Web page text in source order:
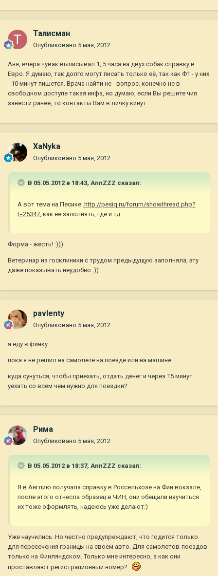
Талисман
Опубликовано 5 мая, 2012
Аня, вчера чувак выписывал 1, 5 часа на двух собак справку в
Евро. Я думаю, так долго могут писать только её, так как Ф1 - у них
- 10 минут пишется. Врача найти не - вопрос. конечно не в
свободном доступе такая инфа, но думаю, если Вы решите чип
занести ранее, то контакты Вам в личку кинут.
ХаNyka
Опубликовано 5 мая, 2012
В 05.05.2012 в 18:43, AnnZZZ сказал:
А вот тема на Песике: http://pesiq.ru/forum/showthread.php?
t=25347, как ее заполнять, где и тд.
Форма - жесть! :)))
Ветеринар из госклиники с трудом предыдущую заполняла, эту
даже показывать неудобно..))
pavlenty
Опубликовано 5 мая, 2012
я еду в финку.
пока я не решил на самолете на поезде или на машине.
куда сунуться, чтобы приехать, отдать денег и через 15 минут
уехать со всем чем нужно для поездки?
Рима
Опубликовано 5 мая, 2012
В 05.05.2012 в 18:37, AnnZZZ сказал:
Я в Англию получала справку в Россельхозе на Фин вокзале,
после этого отнесла образец в ЧИН, они обещали научиться
их тоже оформлять, надеюсь уже делают:)
Уже научились. Но честно предупреждают, что годится только
для пересечения границы на своем авто. Для самолетов-поездов
только на Финляндском. Только мне интересно, а как они
проставляют регистрационный номер?